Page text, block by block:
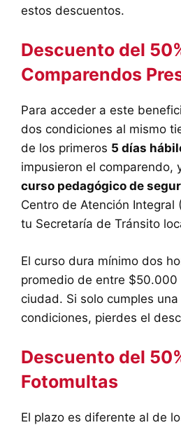
estos descuentos.
Descuento del
Comparendos
Para acceder a este
dos condiciones al mismo
de los primeros 5 días
impusieron el comparendo,
curso pedagógico de
Centro de Atención Integral
tu Secretaría de Tránsito
El curso dura mínimo dos
promedio de entre
ciudad. Si solo cumples
condiciones, pierdes el
Descuento del
Fotomultas
El plazo es diferente al de